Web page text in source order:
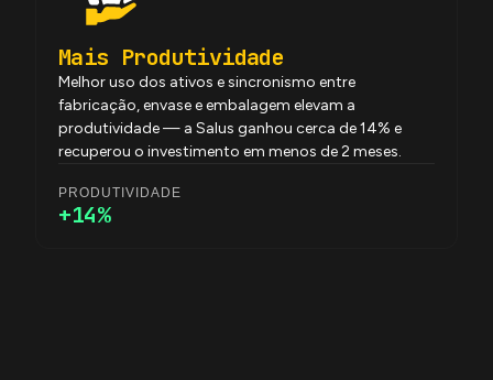
Mais Produtividade
Melhor uso dos ativos e sincronismo entre
fabricação, envase e embalagem elevam a
produtividade — a Salus ganhou cerca de 14% e
recuperou o investimento em menos de 2 meses.
PRODUTIVIDADE
+14%